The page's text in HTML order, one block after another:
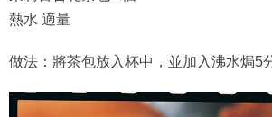
熱水 適量
做法：將茶包放入杯中，並加入沸水焗5